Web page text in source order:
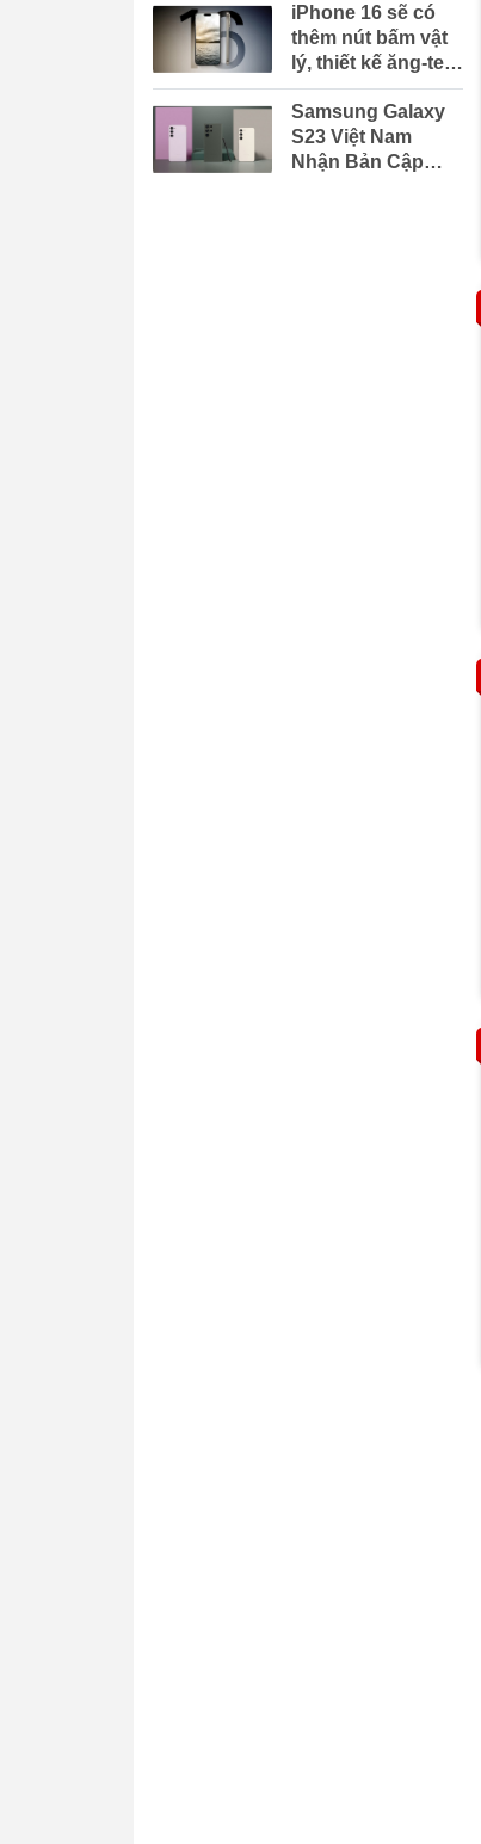
XS XR
iPhone x se 2020
8 plus iPhone 8
1.07 tỷ màu, giá
7.38 triệu đồng
iPhone 16 sẽ có
thêm nút bấm vật
lý, thiết kế ăng-ten
mmWave mới và
nút Action trạng
thái rắn
Samsung Galaxy
S23 Việt Nam
Nhận Bản Cập